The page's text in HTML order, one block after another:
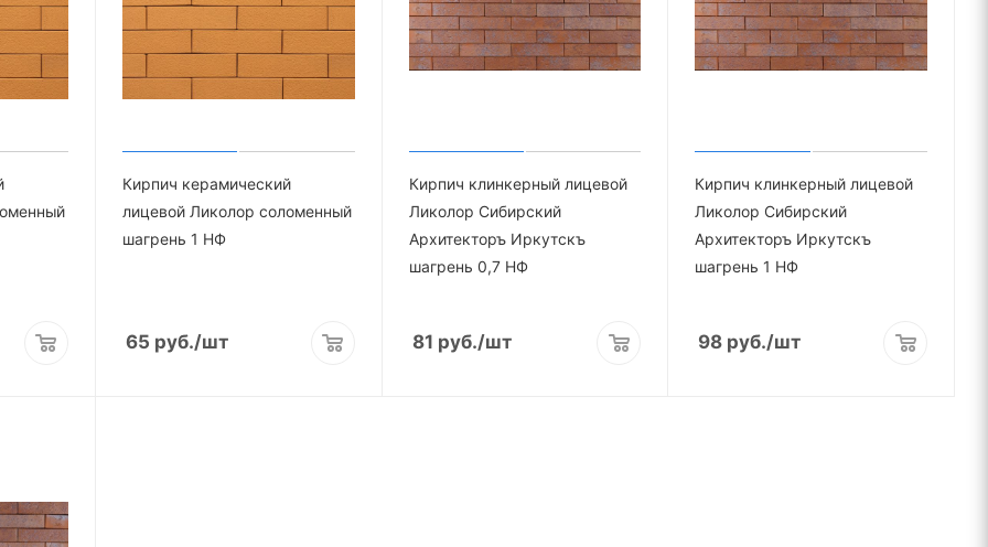
Кирпич керамический
лицевой Ликолор соломенный
шагрень 1 НФ
65 руб./шт
Кирпич клинкерный лицевой
Ликолор Сибирский
Архитекторъ Иркутскъ
шагрень 0,7 НФ
81 руб./шт
Кирпич клинкерный лицевой
Ликолор Сибирский
Архитекторъ Иркутскъ
шагрень 1 НФ
98 руб./шт